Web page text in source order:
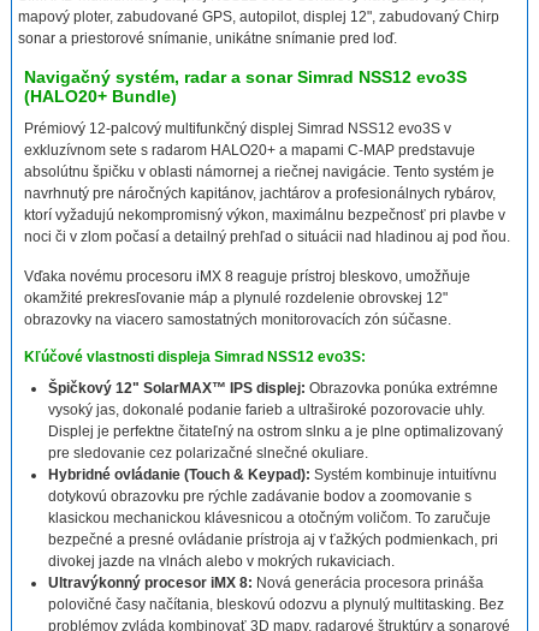
mapový ploter, zabudované GPS, autopilot, displej 12", zabudovaný Chirp
sonar a priestorové snímanie, unikátne snímanie pred loď.
Navigačný systém, radar a sonar Simrad NSS12 evo3S
(HALO20+ Bundle)
Prémiový 12-palcový multifunkčný displej Simrad NSS12 evo3S v
exkluzívnom sete s radarom HALO20+ a mapami C-MAP predstavuje
absolútnu špičku v oblasti námornej a riečnej navigácie. Tento systém je
navrhnutý pre náročných kapitánov, jachtárov a profesionálnych rybárov,
ktorí vyžadujú nekompromisný výkon, maximálnu bezpečnosť pri plavbe v
noci či v zlom počasí a detailný prehľad o situácii nad hladinou aj pod ňou.
Vďaka novému procesoru iMX 8 reaguje prístroj bleskovo, umožňuje
okamžité prekresľovanie máp a plynulé rozdelenie obrovskej 12"
obrazovky na viacero samostatných monitorovacích zón súčasne.
Kľúčové vlastnosti displeja Simrad NSS12 evo3S:
Špičkový 12" SolarMAX™ IPS displej: Obrazovka ponúka extrémne
vysoký jas, dokonalé podanie farieb a ultraširoké pozorovacie uhly.
Displej je perfektne čitateľný na ostrom slnku a je plne optimalizovaný
pre sledovanie cez polarizačné slnečné okuliare.
Hybridné ovládanie (Touch & Keypad): Systém kombinuje intuitívnu
dotykovú obrazovku pre rýchle zadávanie bodov a zoomovanie s
klasickou mechanickou klávesnicou a otočným voličom. To zaručuje
bezpečné a presné ovládanie prístroja aj v ťažkých podmienkach, pri
divokej jazde na vlnách alebo v mokrých rukaviciach.
Ultravýkonný procesor iMX 8: Nová generácia procesora prináša
polovičné časy načítania, bleskovú odozvu a plynulý multitasking. Bez
problémov zvláda kombinovať 3D mapy, radarové štruktúry a sonarové